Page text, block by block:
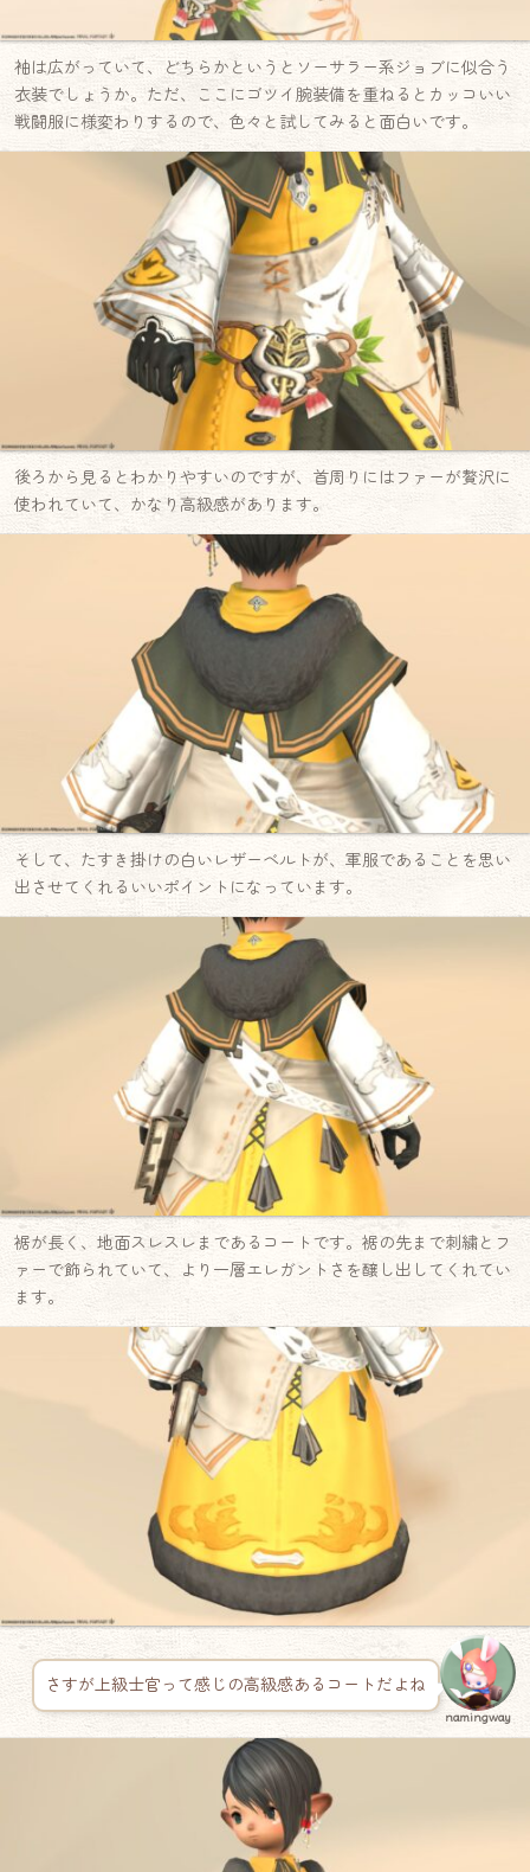
袖は広がっていて、どちらかというとソーサラー系ジョブに似合う
衣装でしょうか。ただ、ここにゴツイ腕装備を重ねるとカッコいい
戦闘服に様変わりするので、色々と試してみると面白いです。
後ろから見るとわかりやすいのですが、首周りにはファーが贅沢に
使われていて、かなり高級感があります。
そして、たすき掛けの白いレザーベルトが、軍服であることを思い
出させてくれるいいポイントになっています。
裾が長く、地面スレスレまであるコートです。裾の先まで刺繍とフ
ァーで飾られていて、より一層エレガントさを醸し出してくれてい
ます。
さすが上級士官って感じの高級感あるコートだよね
namingway